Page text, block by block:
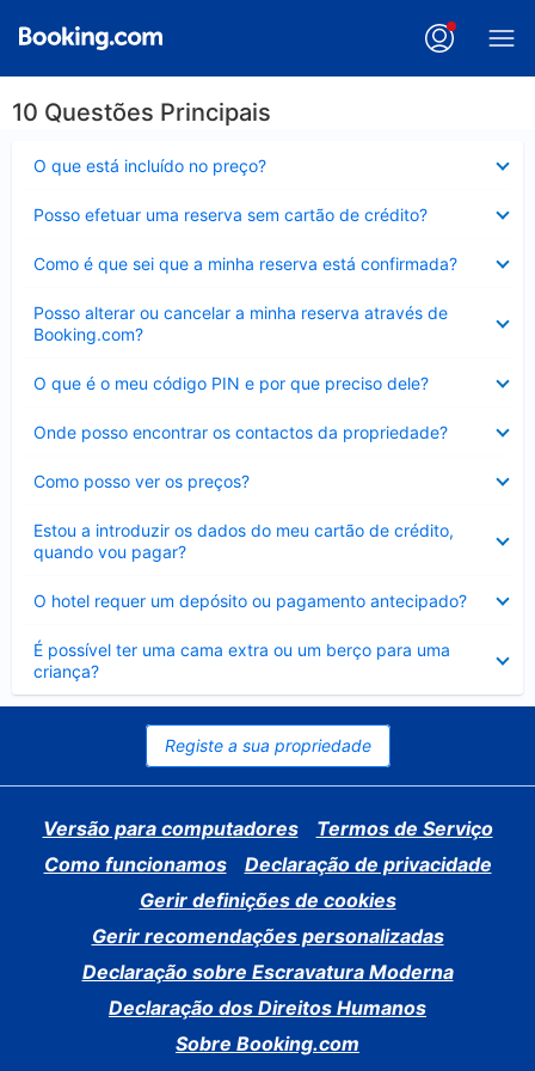
10 Questões Principais
O que está incluído no preço?
fechado
Posso efetuar uma reserva sem cartão de crédito?
fechado
Como é que sei que a minha reserva está confirmada?
fechado
Posso alterar ou cancelar a minha reserva através de
Booking.com?
fechado
O que é o meu código PIN e por que preciso dele?
fechado
Onde posso encontrar os contactos da propriedade?
fechado
Como posso ver os preços?
fechado
Estou a introduzir os dados do meu cartão de crédito,
quando vou pagar?
fechado
O hotel requer um depósito ou pagamento antecipado?
fechado
É possível ter uma cama extra ou um berço para uma
criança?
Elemento
fechado
Registe a sua propriedade
Versão para computadores
Termos de Serviço
Como funcionamos
Declaração de privacidade
Gerir definições de cookies
Gerir recomendações personalizadas
Declaração sobre Escravatura Moderna
Declaração dos Direitos Humanos
Sobre Booking.com